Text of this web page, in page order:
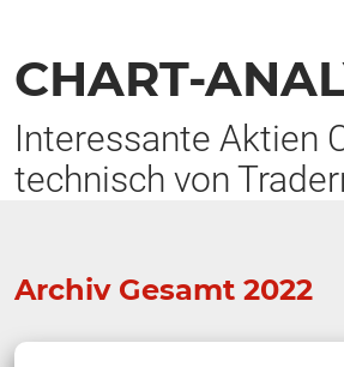
CHART-
Interessante Aktien
technisch von
Archiv Gesamt 2022